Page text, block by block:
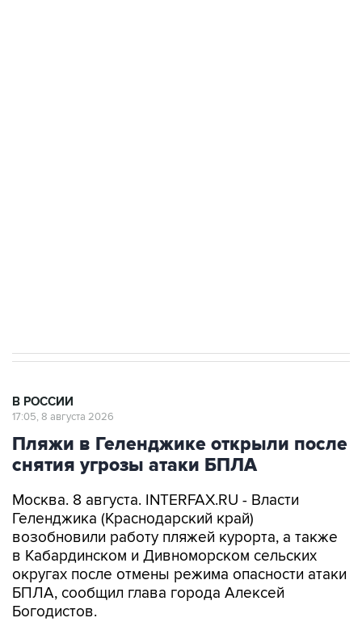
В РОССИИ
17:05, 8 августа 2026
Пляжи в Геленджике открыли после
снятия угрозы атаки БПЛА
Москва. 8 августа. INTERFAX.RU - Власти
Геленджика (Краснодарский край)
возобновили работу пляжей курорта, а также
в Кабардинском и Дивноморском сельских
округах после отмены режима опасности атаки
БПЛА, сообщил глава города Алексей
Богодистов.